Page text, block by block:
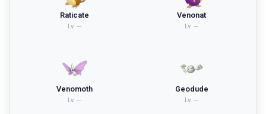
Raticate
Lv. —
Venonat
Lv. —
Venomoth
Lv. —
Geodude
Lv. —